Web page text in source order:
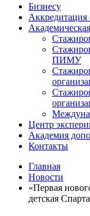
Бизнесу
Аккредитация
ПИМУ
Центр
Академия
Контакты
Главная
Новости
«Первая
детская